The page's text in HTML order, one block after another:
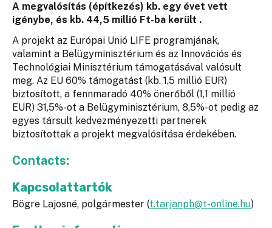
A megvalósítás (építkezés) kb. egy évet vett
igénybe, és kb. 44,5 millió Ft-ba került .
A projekt az Európai Unió LIFE programjának,
valamint a Belügyminisztérium és az Innovációs és
Technológiai Minisztérium támogatásával valósult
meg. Az EU 60% támogatást (kb. 1,5 millió EUR)
biztosított, a fennmaradó 40% önerőből (1,1 millió
EUR) 31,5%-ot a Belügyminisztérium, 8,5%-ot pedig az
egyes társult kedvezményezetti partnerek
biztosítottak a projekt megvalósítása érdekében.
Contacts:
Kapcsolattartók
Bögre Lajosné, polgármester (t.tarjanph@t-online.hu)